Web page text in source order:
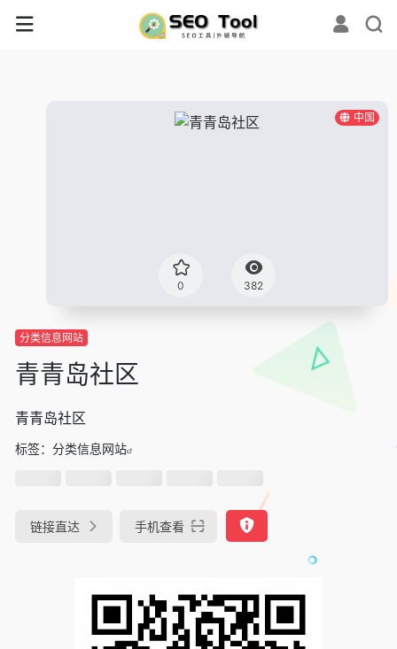
中国
0 382
分类信息网站
青青岛社区
青青岛社区
标签： 分类信息网站
链接直达 手机查看